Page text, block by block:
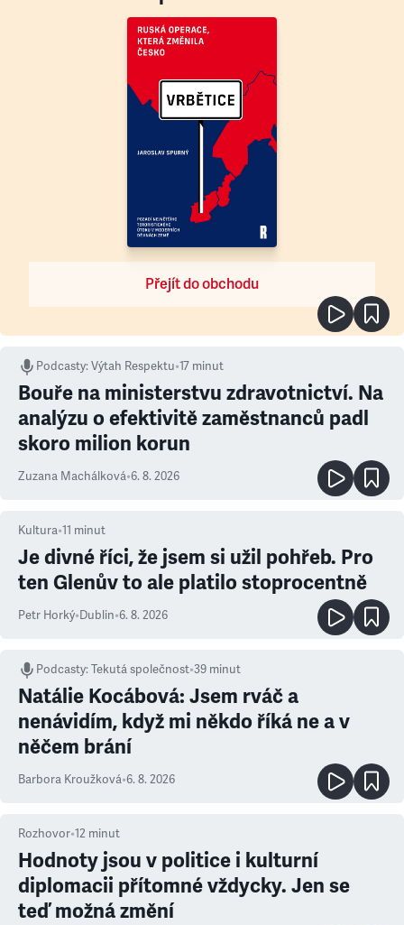
Přejít do obchodu
Podcasty:Výtah Respektu•17 minut
Bouře na ministerstvu zdravotnictví. Na
analýzu o efektivitě zaměstnanců padl
skoro milion korun
Zuzana Machálková•6. 8. 2026
Kultura•11 minut
Je divné říci, že jsem si užil pohřeb. Pro
ten Glenův to ale platilo stoprocentně
Petr Horký•Dublin•6. 8. 2026
Podcasty:Tekutá společnost•39 minut
Natálie Kocábová: Jsem rváč a
nenávidím, když mi někdo říká ne a v
něčem brání
Barbora Kroužková•6. 8. 2026
Rozhovor•12 minut
Hodnoty jsou v politice i kulturní
diplomacii přítomné vždycky. Jen se
teď možná změní